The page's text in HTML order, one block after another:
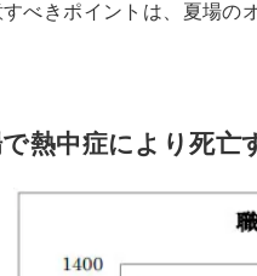
べきポイントは、夏場の
熱中症により死亡